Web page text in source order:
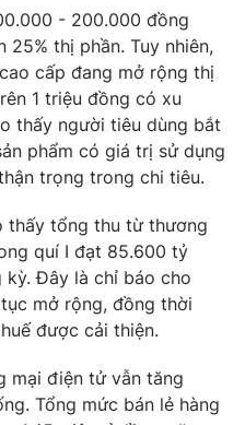
điện tử số 483/GP-BTTTT
024.38 355 932
- 200.000 đồng
thị phần. Tuy nhiên,
cấp đang mở rộng thị
1 triệu đồng có xu
thấy người tiêu dùng bắt
phẩm có giá trị sử dụng
trọng trong chi tiêu.
thấy tổng thu từ thương
quí I đạt 85.600 tỷ
kỳ. Đây là chỉ báo cho
mở rộng, đồng thời
được cải thiện.
mại điện tử vẫn tăng
Tổng mức bán lẻ hàng